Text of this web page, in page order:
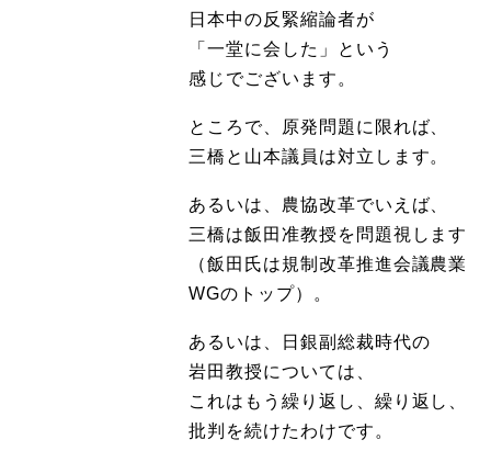
日本中の反緊縮論者が
「一堂に会した」という
感じでございます。
ところで、原発問題に限れば、
三橋と山本議員は対立します。
あるいは、農協改革でいえば、
三橋は飯田准教授を問題視します
（飯田氏は規制改革推進会議農業
WGのトップ）。
あるいは、日銀副総裁時代の
岩田教授については、
これはもう繰り返し、繰り返し、
批判を続けたわけです。